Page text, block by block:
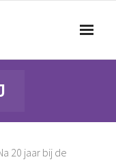
20 jaar bij de